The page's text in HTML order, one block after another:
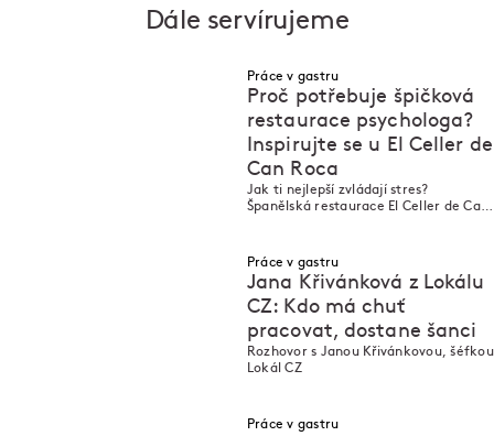
Dále servírujeme
Práce v gastru
Proč potřebuje špičková
restaurace psychologa?
Inspirujte se u El Celler de
Can Roca
Jak ti nejlepší zvládají stres?
Španělská restaurace El Celler de Can
Práce v gastru
Jana Křivánková z Lokálu
CZ: Kdo má chuť
pracovat, dostane šanci
Rozhovor s Janou Křivánkovou, šéfkou
Lokál CZ
Práce v gastru